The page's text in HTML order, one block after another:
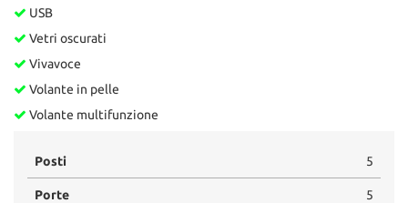
USB
Vetri oscurati
Vivavoce
Volante in pelle
Volante multifunzione
Posti 5
Porte 5